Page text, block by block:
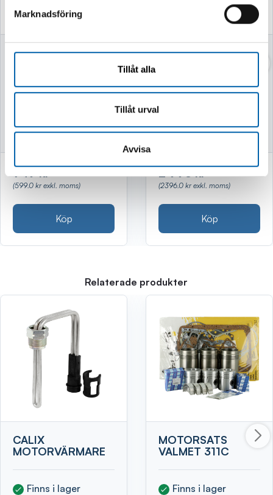
Marknadsföring
Tillåt alla
Tillåt urval
Avvisa
VASSKLIPPARE
749 kr
(599.0 kr exkl. moms)
Köp
VEDKLYV 7TON
2 995 kr
(2396.0 kr exkl. moms)
Köp
Relaterade produkter
CALIX
MOTORVÄRMARE
Finns i lager
MOTORSATS
VALMET 311C
Finns i lager